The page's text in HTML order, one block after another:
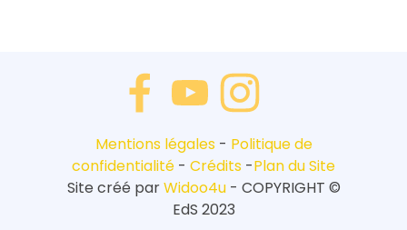
Mentions légales- Politique de
confidentialité - Crédits -Plan du Site
Site créé parWidoo4u- COPYRIGHT ©
EdS 2023